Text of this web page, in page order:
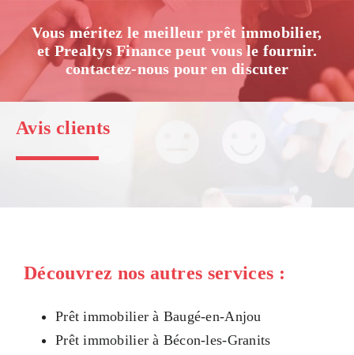
Vous méritez le meilleur prêt immobilier,
et Prealtys Finance peut vous le fournir.
contactez-nous pour en discuter
Avis clients
Découvrez nos autres services :
Prêt immobilier à Baugé-en-Anjou
Prêt immobilier à Bécon-les-Granits